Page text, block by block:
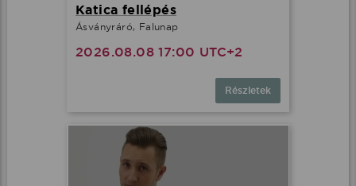
Katica fellépés
Ásványráró, Falunap
2026.08.08 17:00 UTC+2
Részletek